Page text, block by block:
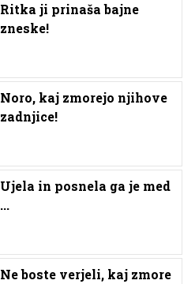
Ritka ji prinaša bajne
zneske!
Noro, kaj zmorejo njihove
zadnjice!
Ujela in posnela ga je med
...
Ne boste verjeli, kaj zmore